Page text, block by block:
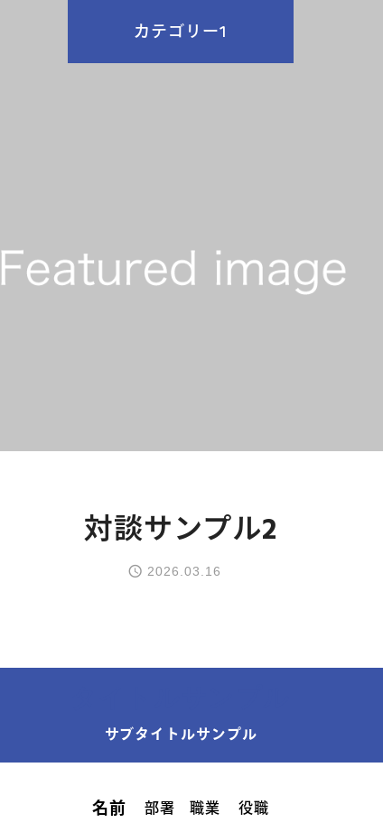
コース案内
カテゴリー1
対談サンプル2
2026.03.16
サブタイトルサンプル
名前 部署 職業 役職